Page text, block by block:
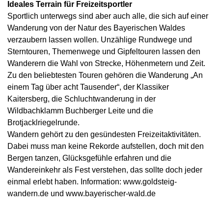
Ideales Terrain für Freizeitsportler
Sportlich unterwegs sind aber auch alle, die sich auf einer
Wanderung von der Natur des Bayerischen Waldes
verzaubern lassen wollen. Unzählige Rundwege und
Sterntouren, Themenwege und Gipfeltouren lassen den
Wanderern die Wahl von Strecke, Höhenmetern und Zeit.
Zu den beliebtesten Touren gehören die Wanderung „An
einem Tag über acht Tausender“, der Klassiker
Kaitersberg, die Schluchtwanderung in der
Wildbachklamm Buchberger Leite und die
Brotjacklriegelrunde.
Wandern gehört zu den gesündesten Freizeitaktivitäten.
Dabei muss man keine Rekorde aufstellen, doch mit den
Bergen tanzen, Glücksgefühle erfahren und die
Wandereinkehr als Fest verstehen, das sollte doch jeder
einmal erlebt haben. Information: www.goldsteig-
wandern.de und www.bayerischer-wald.de